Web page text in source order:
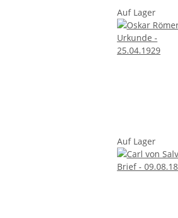
Auf Lager
Auf Lager